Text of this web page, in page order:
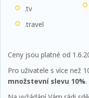
.tv
.travel
Ceny jsou platné od
Pro uživatele s více než
množstevní slevu 10%.